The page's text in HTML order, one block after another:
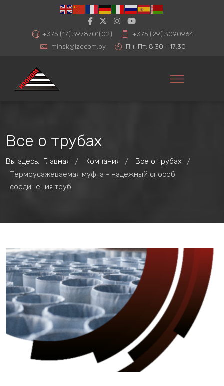
+375 (17) 3978701(02)
+375 (29) 3090964
minsk@izocom.by
Пн-Пт: 8:30 - 17:30
Все о трубах
Вы здесь: Главная / Компания / Все о трубах
/
Термоусажеваемая муфта - надежный способ
соединения труб